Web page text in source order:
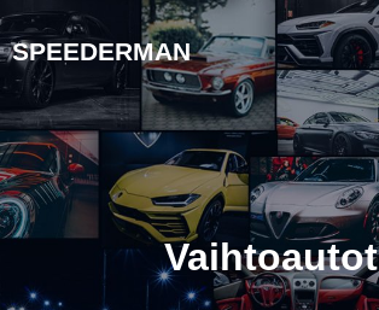
SPEEDERMAN
Vaihtoautot